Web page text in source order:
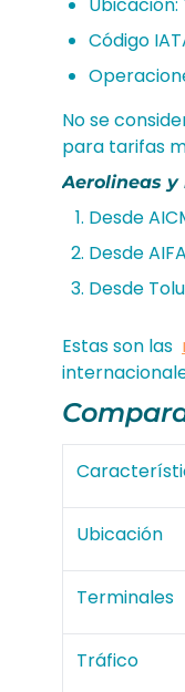
Código
No se
para tarifas
Aerolineas
Desde
Desde
Desde
Estas son las
Ubicación
Terminales
Tráfico